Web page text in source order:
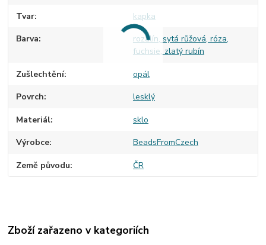
Tvar kapka
Barva
rozalín, sytá růžová, róza,
fuchsie, zlatý rubín
Zušlechtění opál
Povrch lesklý
Materiál sklo
Výrobce BeadsFromCzech
Země původu ČR
Zboží zařazeno v kategoriích